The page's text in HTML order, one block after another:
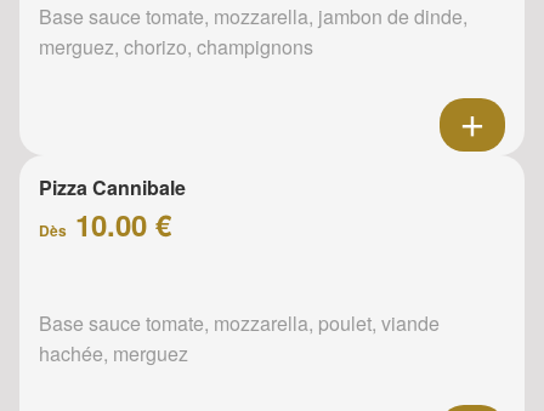
Base sauce tomate, mozzarella, jambon de dinde,
merguez, chorizo, champignons
Pizza Cannibale
Dès 10.00 €
Base sauce tomate, mozzarella, poulet, viande
hachée, merguez